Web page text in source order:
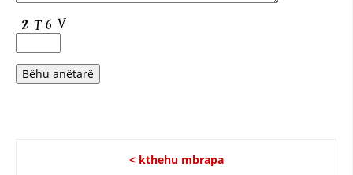
< kthehu mbrapa